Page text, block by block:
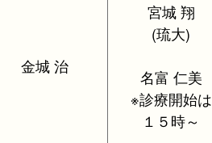
金城 治
宮城 翔
(琉大)
名富 仁美
※診療開始は
１５時～